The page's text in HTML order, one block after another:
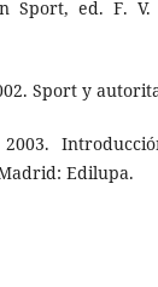
Sport, ed. F.
Sport y
2003.
Edilupa.